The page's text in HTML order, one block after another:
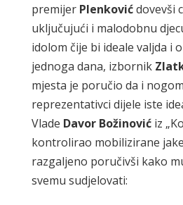
premijer Plenkovićdovevši
uključujući i malodobnu
idolom čije bi ideale valjda i
jednoga dana, izbornik
mjesta je poručio da i
reprezentativci dijele iste
Vlade Davor Božinovićiz
kontrolirao mobilizirane
razgaljeno poručivši kako
svemu sudjelovati: